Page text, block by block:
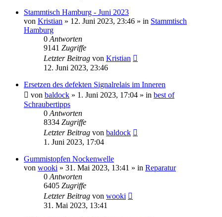
Stammtisch Hamburg - Juni 2023
von Kristian » 12. Juni 2023, 23:46 » in Stammtisch
Hamburg
0 Antworten
9141 Zugriffe
Letzter Beitrag von Kristian
12. Juni 2023, 23:46
Ersetzen des defekten Signalrelais im Inneren
von baldock » 1. Juni 2023, 17:04 » in best of
Schraubertipps
0 Antworten
8334 Zugriffe
Letzter Beitrag von baldock
1. Juni 2023, 17:04
Gummistopfen Nockenwelle
von wooki » 31. Mai 2023, 13:41 » in Reparatur
0 Antworten
6405 Zugriffe
Letzter Beitrag von wooki
31. Mai 2023, 13:41